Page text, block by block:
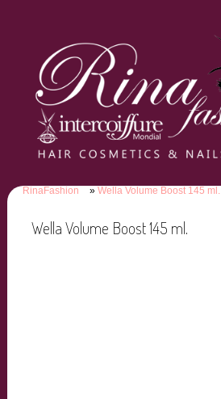
RinaFashion Wella Volume Boost 145 ml.
Wella Volume Boost 145 ml.